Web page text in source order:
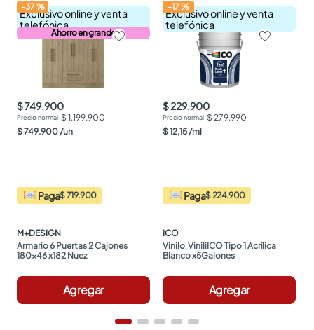
Exclusivo online y venta
telefónica
Ahorro en grande
-37%
$ 749.900
$ 1.199.900
$749.900 /un
Paga$ 719.900
M+DESIGN
Armario 6 Puertas 2 Cajones
180x46 x182 Nuez
Agregar
Exclusivo online y venta
telefónica
-17%
$ 229.900
$ 279.990
$12,15 /ml
Paga$ 224.900
ICO
Vinilo  ViniliICO Tipo 1 Acrílica
Blanco x5Galones
Agregar